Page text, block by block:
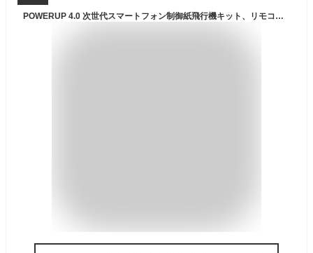
POWERUP 4.0 次世代スマートフォン制御紙飛行機キット、リモコン制御。オートパイロットとジャイロスタビライザーで簡単に飛ばせるため、遊びや仕事、DYI にも最適。